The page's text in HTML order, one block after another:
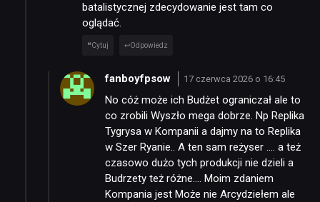
batalistycznej zdecydowanie jest tam co
oglądać.
Cytuj Odpowiedz
fanboyfpsow 17 czerwca 2026 o 16:45
No cóż może ich Budżet ograniczał ale to
co zrobili Wyszło mega dobrze. Np Replika
Tygrysa w Kompanii a dajmy na to Replika
w Szer Ryanie.. A ten sam reżyser …. a też
czasowo dużo tych produkcji nie dzieli a
Budrzety też różne…. Moim zdaniem
Kompania jest Może nie Arcydziełem ale